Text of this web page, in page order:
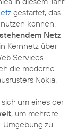
gestartet, das
nutzen können.
Netz
Kernnetz über
Services
die moderne
Nokia.
um eines der
, um mehrere
zu